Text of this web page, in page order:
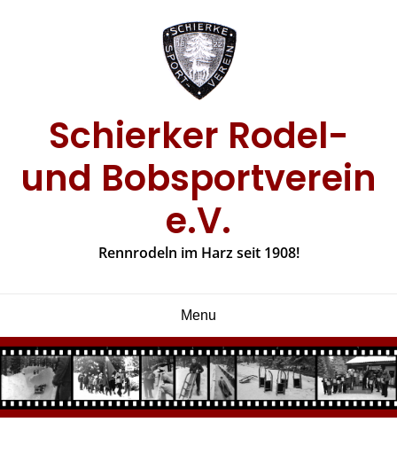
Schierker Rodel-
und Bobsportverein
e.V.
Rennrodeln im Harz seit 1908!
Menu